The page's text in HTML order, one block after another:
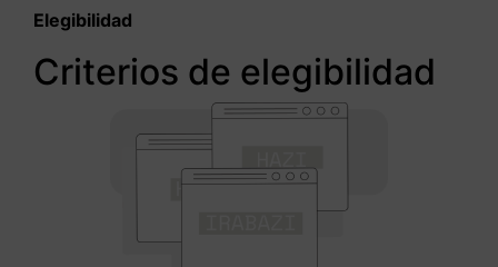
Elegibilidad
Criterios de elegibilidad